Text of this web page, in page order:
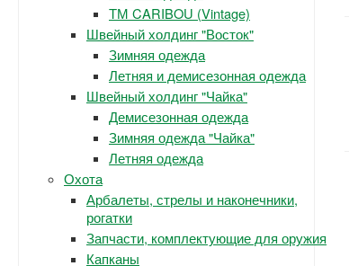
ТМ CARIBOU (Vintage)
Швейный холдинг "Восток"
Зимняя одежда
Летняя и демисезонная одежда
Швейный холдинг "Чайка"
Демисезонная одежда
Зимняя одежда "Чайка"
Летняя одежда
Охота
Арбалеты, стрелы и наконечники,
рогатки
Запчасти, комплектующие для оружия
Капканы